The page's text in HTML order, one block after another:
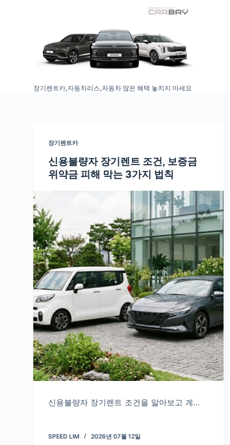
장기렌트카,자동차리스,자동차 많은 혜택 놓치지 마세요
장기렌트카
신용불량자 장기렌트 조건, 보증금
위약금 피해 막는 3가지 법칙
신용불량자 장기렌트 조건을 알아보고 계…
SPEED LIM 2026년 07월 12일